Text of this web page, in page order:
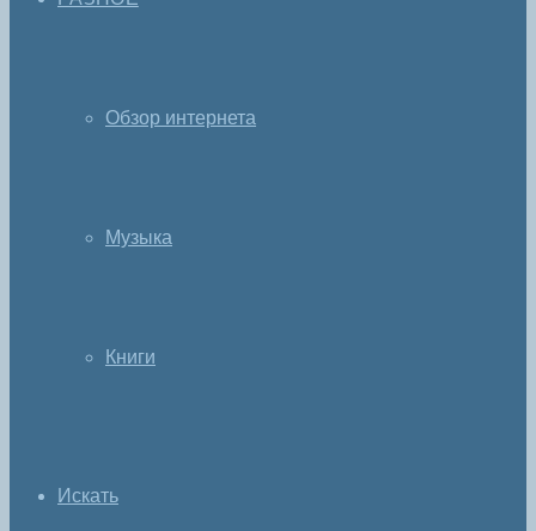
Обзор интернета
Музыка
Книги
Искать